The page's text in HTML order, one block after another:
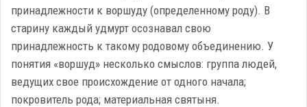
принадлежности к воршуду (определенному роду). В
старину каждый удмурт осознавал свою
принадлежность к такому родовому объединению. У
понятия «воршуд» несколько смыслов: группа людей,
ведущих свое происхождение от одного начала;
покровитель рода; материальная святыня.